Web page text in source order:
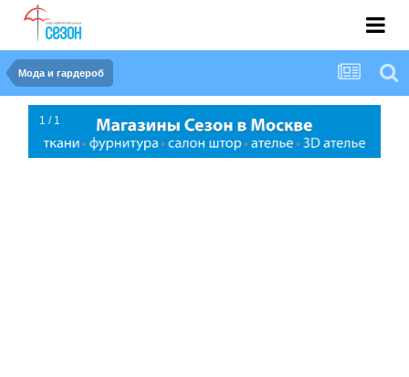
Мода и гардероб
1 / 1